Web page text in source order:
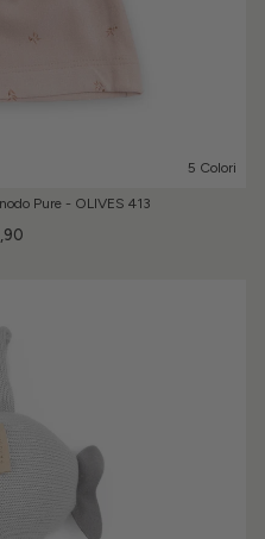
5 Colori
Pure - OLIVES 413